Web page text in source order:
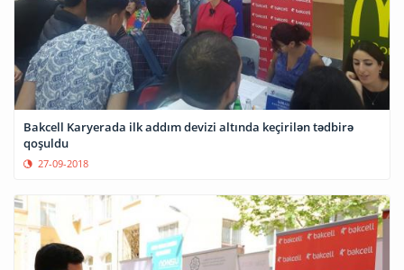
Bakcell Karyerada ilk addım devizi altında keçirilən tədbirə
qoşuldu
27-09-2018